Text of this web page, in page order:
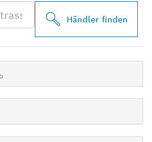
Händler finden